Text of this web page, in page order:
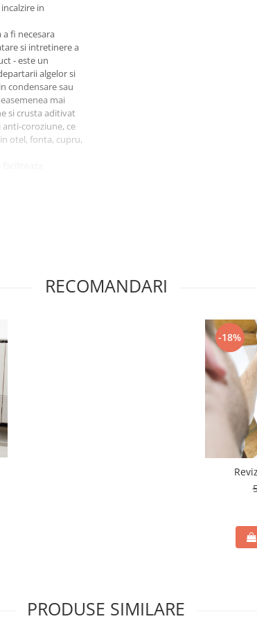
in
fi necesara
si intretinere a
- este un
algelor si
condensare sau
mai
si crusta aditivat
coroziune, ce
otel, fonta, cupru,
dozaj pentru
RECOMANDARI
-18%
PRODUSE SIMILARE